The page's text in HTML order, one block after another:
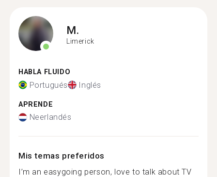
M.
Limerick
HABLA FLUIDO
Portugués Inglés
APRENDE
Neerlandés
Mis temas preferidos
I’m an easygoing person, love to talk about TV